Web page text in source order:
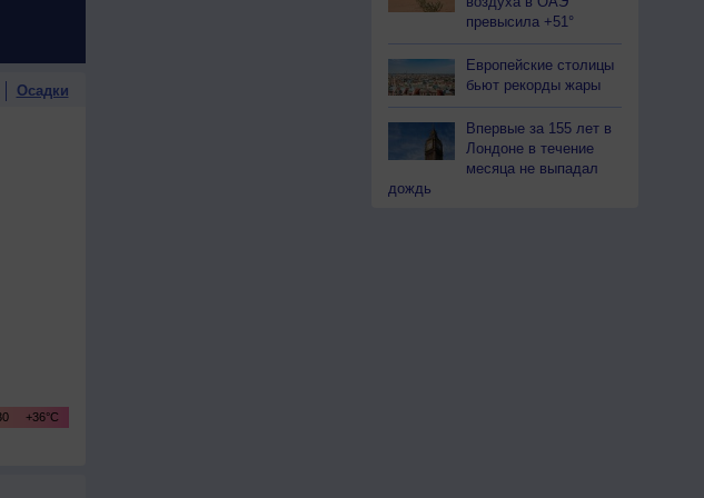
Осадки
превысила +51°
Европейские столицы
бьют рекорды жары
Впервые за 155 лет в
Лондоне в течение
месяца не выпадал
дождь